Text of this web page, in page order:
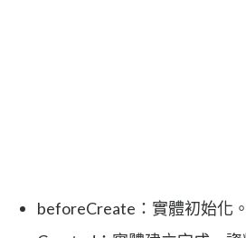
beforeCreate：實體初始化